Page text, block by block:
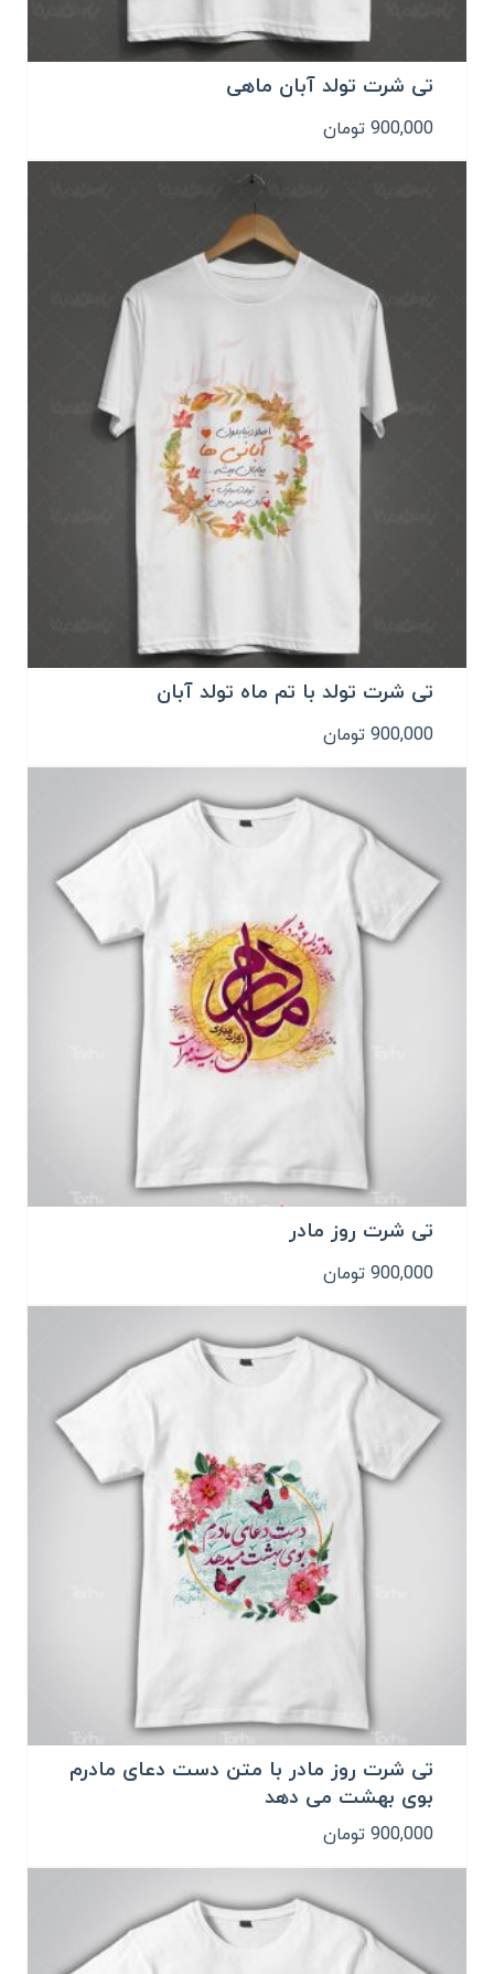
تی شرت تولد آبان ماهی
900,000 تومان
تی شرت تولد با تم ماه تولد آبان
900,000 تومان
تی شرت روز مادر
900,000 تومان
تی شرت روز مادر با متن دست دعای مادرم
بوی بهشت می دهد
900,000 تومان